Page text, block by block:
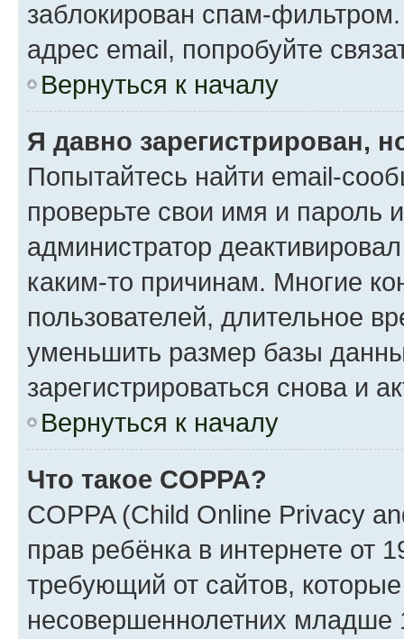
заблокирован спам-
адрес email, попробуйте
Вернуться к началу
Я давно зарегистрирован,
Попытайтесь найти email-
проверьте свои имя и пароль
администратор
каким-то причинам. Многие
пользователей, длительное
уменьшить размер базы
зарегистрироваться снова и
Вернуться к началу
Что такое COPPA?
COPPA (Child Online Privacy
прав ребёнка в интернете от
требующий от сайтов,
несовершеннолетних младше